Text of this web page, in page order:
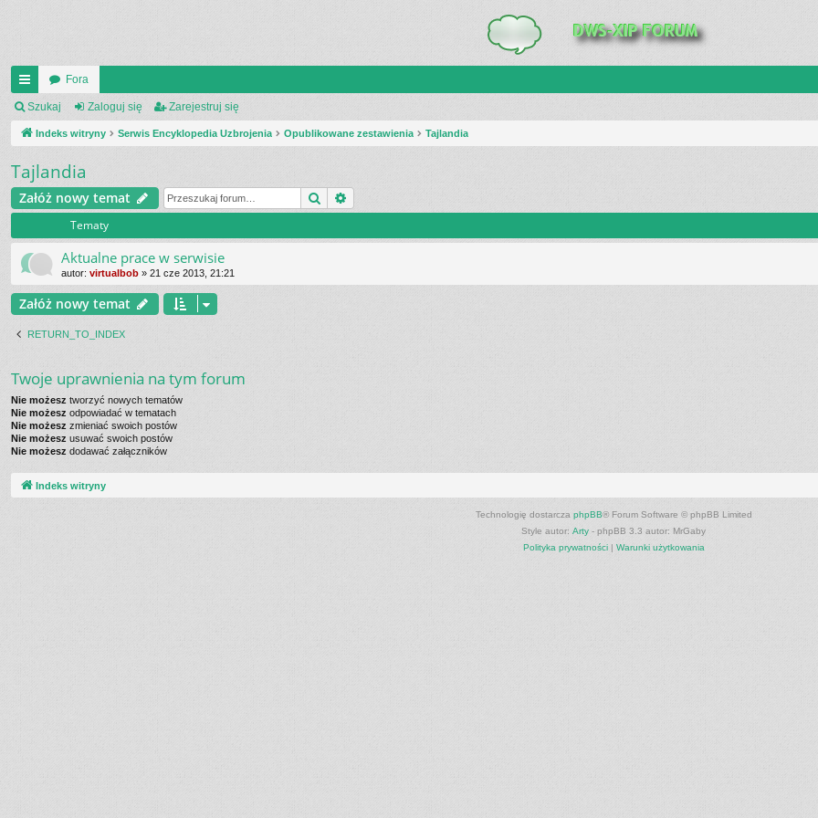
UI
C
_L
IN
K
S
Fora
Szukaj Zaloguj się Zarejestruj się
Indeks witryny Serwis Encyklopedia Uzbrojenia Opublikowane zestawienia Tajlandia
Tajlandia
Załóż nowy temat Szukaj
Tematy
Aktualne prace w serwisie
autor: virtualbob » 21 cze 2013, 21:21
Załóż nowy temat
RETURN_TO_INDEX
Twoje uprawnienia na tym forum
Nie możesz tworzyć nowych tematów
Nie możesz odpowiadać w tematach
Nie możesz zmieniać swoich postów
Nie możesz usuwać swoich postów
Nie możesz dodawać załączników
Indeks witryny
Technologię dostarcza phpBB® Forum Software © phpBB Limited
Style autor: Arty - phpBB 3.3 autor: MrGaby
Polityka prywatności| Warunki użytkowania